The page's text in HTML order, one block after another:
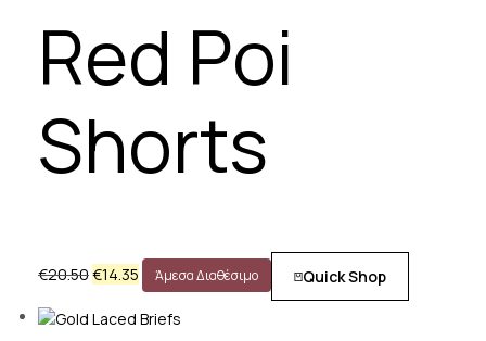
Red Poi
Shorts
€20.50€14.35 Άμεσα Διαθέσιμο Quick Shop